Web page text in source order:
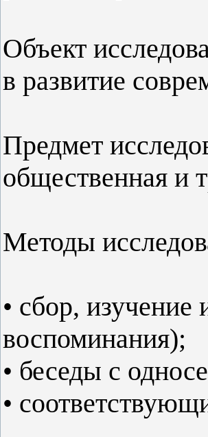
Объект
в развитие
Предмет
общественная и
Методы
• сбор, изучение
воспоминания);
• беседы с
•